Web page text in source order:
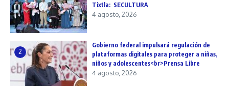
Tixtla: SECULTURA
4 agosto, 2026
2
Gobierno federal impulsará regulación de
plataformas digitales para proteger a niñas,
niños y adolescentes<br>Prensa Libre
4 agosto, 2026